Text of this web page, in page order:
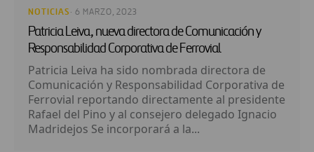
NOTICIAS · 6 MARZO, 2023
Patricia Leiva, nueva directora de Comunicación y
Responsabilidad Corporativa de Ferrovial
Patricia Leiva ha sido nombrada directora de
Comunicación y Responsabilidad Corporativa de
Ferrovial reportando directamente al presidente
Rafael del Pino y al consejero delegado Ignacio
Madridejos Se incorporará a la...